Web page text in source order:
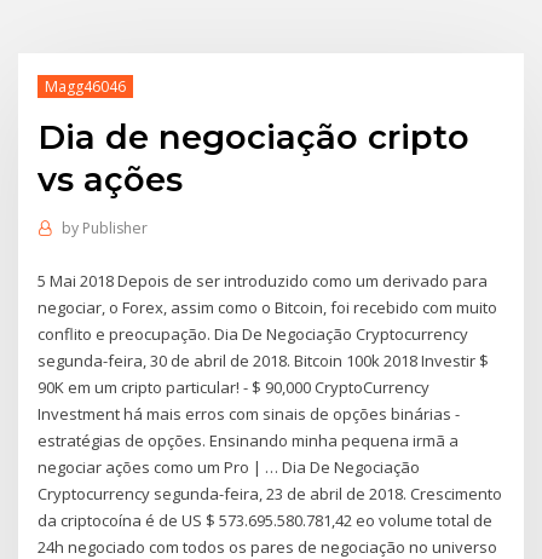
Magg46046
Dia de negociação cripto
vs ações
by Publisher
5 Mai 2018 Depois de ser introduzido como um derivado para
negociar, o Forex, assim como o Bitcoin, foi recebido com muito
conflito e preocupação. Dia De Negociação Cryptocurrency
segunda-feira, 30 de abril de 2018. Bitcoin 100k 2018 Investir $
90K em um cripto particular! - $ 90,000 CryptoCurrency
Investment há mais erros com sinais de opções binárias -
estratégias de opções. Ensinando minha pequena irmã a
negociar ações como um Pro | … Dia De Negociação
Cryptocurrency segunda-feira, 23 de abril de 2018. Crescimento
da criptocoína é de US $ 573.695.580.781,42 eo volume total de
24h negociado com todos os pares de negociação no universo